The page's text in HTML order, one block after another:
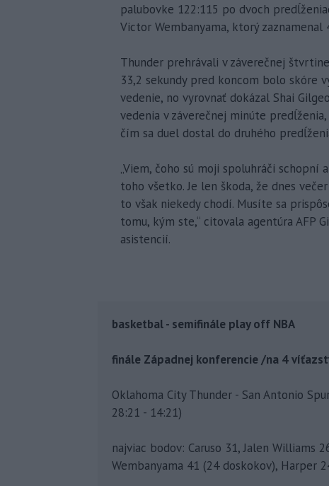
palubovke 122:115 po dvoch
Victor Wembanyama, ktorý
Thunder prehrávali v záverečnej
33,2 sekundy pred koncom bolo skóre
vedenie, no vyrovnať dokázal Shai
vedenia v záverečnej minúte
čím sa duel dostal do druhého
„Viem, čoho sú moji spoluhráči
toho všetko. Je len škoda, že dnes
to však niekedy chodí. Musíte sa
tomu, kým ste,“ citovala agentúra AFP
asistencií.
basketbal - semifinále play off NBA
finále Západnej konferencie /na 4
Oklahoma City Thunder - San Antonio
28:21 - 14:21)
najviac bodov: Caruso 31, Jalen Williams
Wembanyama 41 (24 doskokov), Harper